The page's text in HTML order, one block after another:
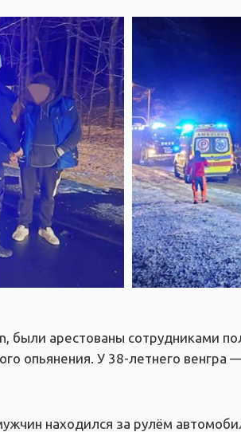
были арестованы сотрудниками
опьянения. У 38-летнего
находился за рулём